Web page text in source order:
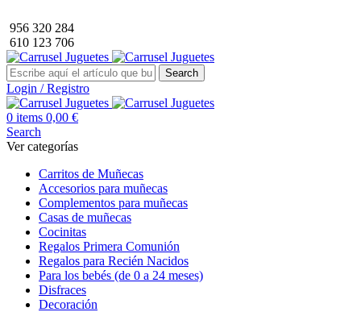
956 320 284
610 123 706
Search
Login / Registro
0 items 0,00 €
Search
Ver categorías
Carritos de Muñecas
Accesorios para muñecas
Complementos para muñecas
Casas de muñecas
Cocinitas
Regalos Primera Comunión
Regalos para Recién Nacidos
Para los bebés (de 0 a 24 meses)
Disfraces
Decoración